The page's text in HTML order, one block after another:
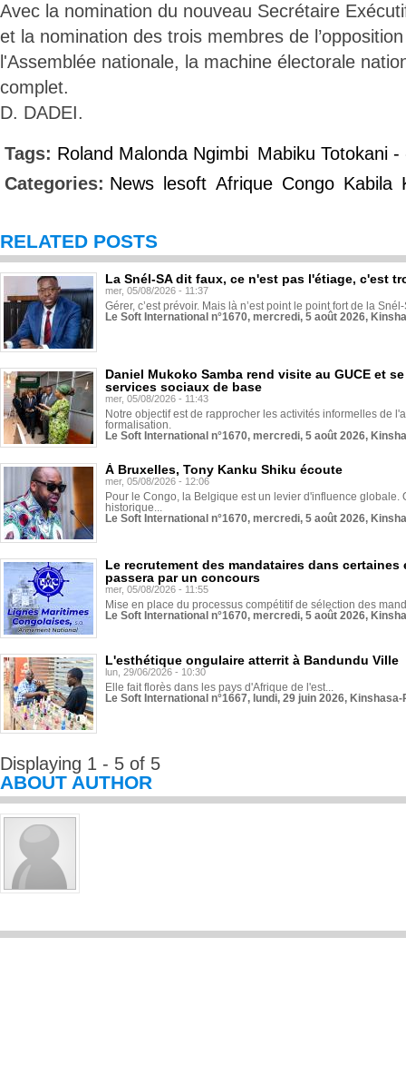
Avec la nomination du nouveau Secrétaire
et la nomination des trois membres de
l'Assemblée nationale, la machine électorale
complet.
D. DADEI.
Tags: Roland Malonda Ngimbi Mabiku Totokani -
Categories: News lesoft Afrique Congo Kabila
RELATED POSTS
La Snél-SA dit faux, ce n'est pas l'étiage, c'est
mer, 05/08/2026 - 11:37
Gérer, c’est prévoir. Mais là n’est point le point fort de la
Le Soft International n°1670, mercredi, 5 août 2026,
Daniel Mukoko Samba rend visite au GUCE et
services sociaux de base
mer, 05/08/2026 - 11:43
Notre objectif est de rapprocher les activités informelles de
formalisation.
Le Soft International n°1670, mercredi, 5 août 2026,
À Bruxelles, Tony Kanku Shiku écoute
mer, 05/08/2026 - 12:06
Pour le Congo, la Belgique est un levier d'influence globale.
historique...
Le Soft International n°1670, mercredi, 5 août 2026,
Le recrutement des mandataires dans
passera par un concours
mer, 05/08/2026 - 11:55
Mise en place du processus compétitif de sélection des
Le Soft International n°1670, mercredi, 5 août 2026,
L'esthétique ongulaire atterrit à Bandundu Ville
lun, 29/06/2026 - 10:30
Elle fait florès dans les pays d'Afrique de l'est...
Le Soft International n°1667, lundi, 29 juin 2026,
Displaying 1 - 5 of 5
ABOUT AUTHOR